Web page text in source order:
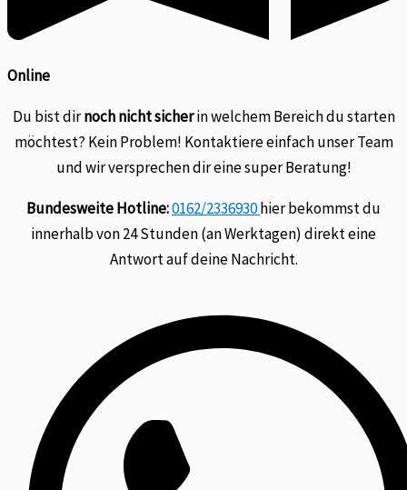
Online
Du bist dirnoch nicht sicherin welchem Bereich du starten
möchtest? Kein Problem! Kontaktiere einfach unser Team
und wir versprechen dir eine super Beratung!
Bundesweite Hotline:0162/2336930hier bekommst du
innerhalb von 24 Stunden (an Werktagen) direkt eine
Antwort auf deine Nachricht.